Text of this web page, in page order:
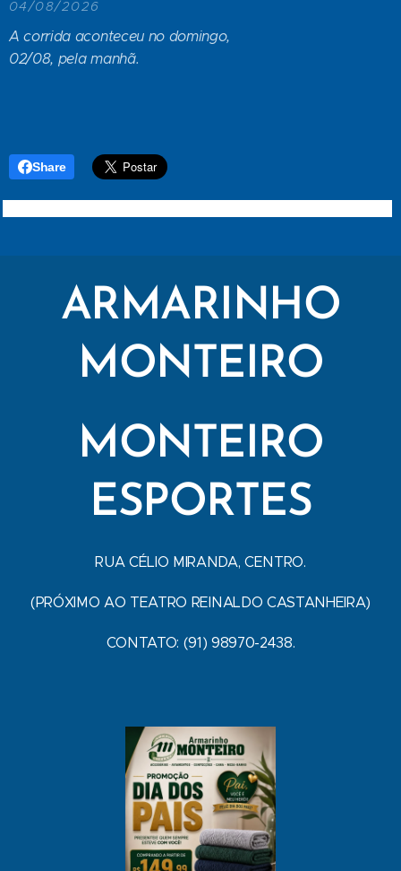
04/08/2026
A corrida aconteceu no domingo,
02/08, pela manhã.
Share
ARMARINHO
MONTEIRO
MONTEIRO
ESPORTES
RUA CÉLIO MIRANDA, CENTRO.
(PRÓXIMO AO TEATRO REINALDO CASTANHEIRA)
CONTATO: (91) 98970-2438.